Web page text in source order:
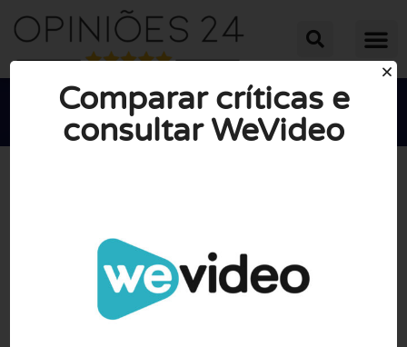
 
Comparar críticas e
consultar WeVideo